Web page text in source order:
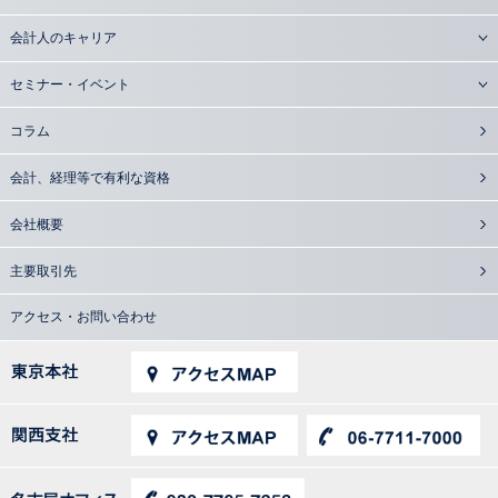
会計人のキャリア
セミナー・イベント
コラム
会計、経理等で有利な資格
会社概要
主要取引先
アクセス・お問い合わせ